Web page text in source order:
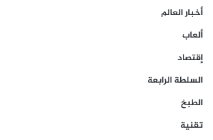
أخبار العالم
ألعاب
إقتصاد
السلطة الرابعة
الطبخ
تقنية